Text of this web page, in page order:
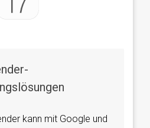
kann mit Google und